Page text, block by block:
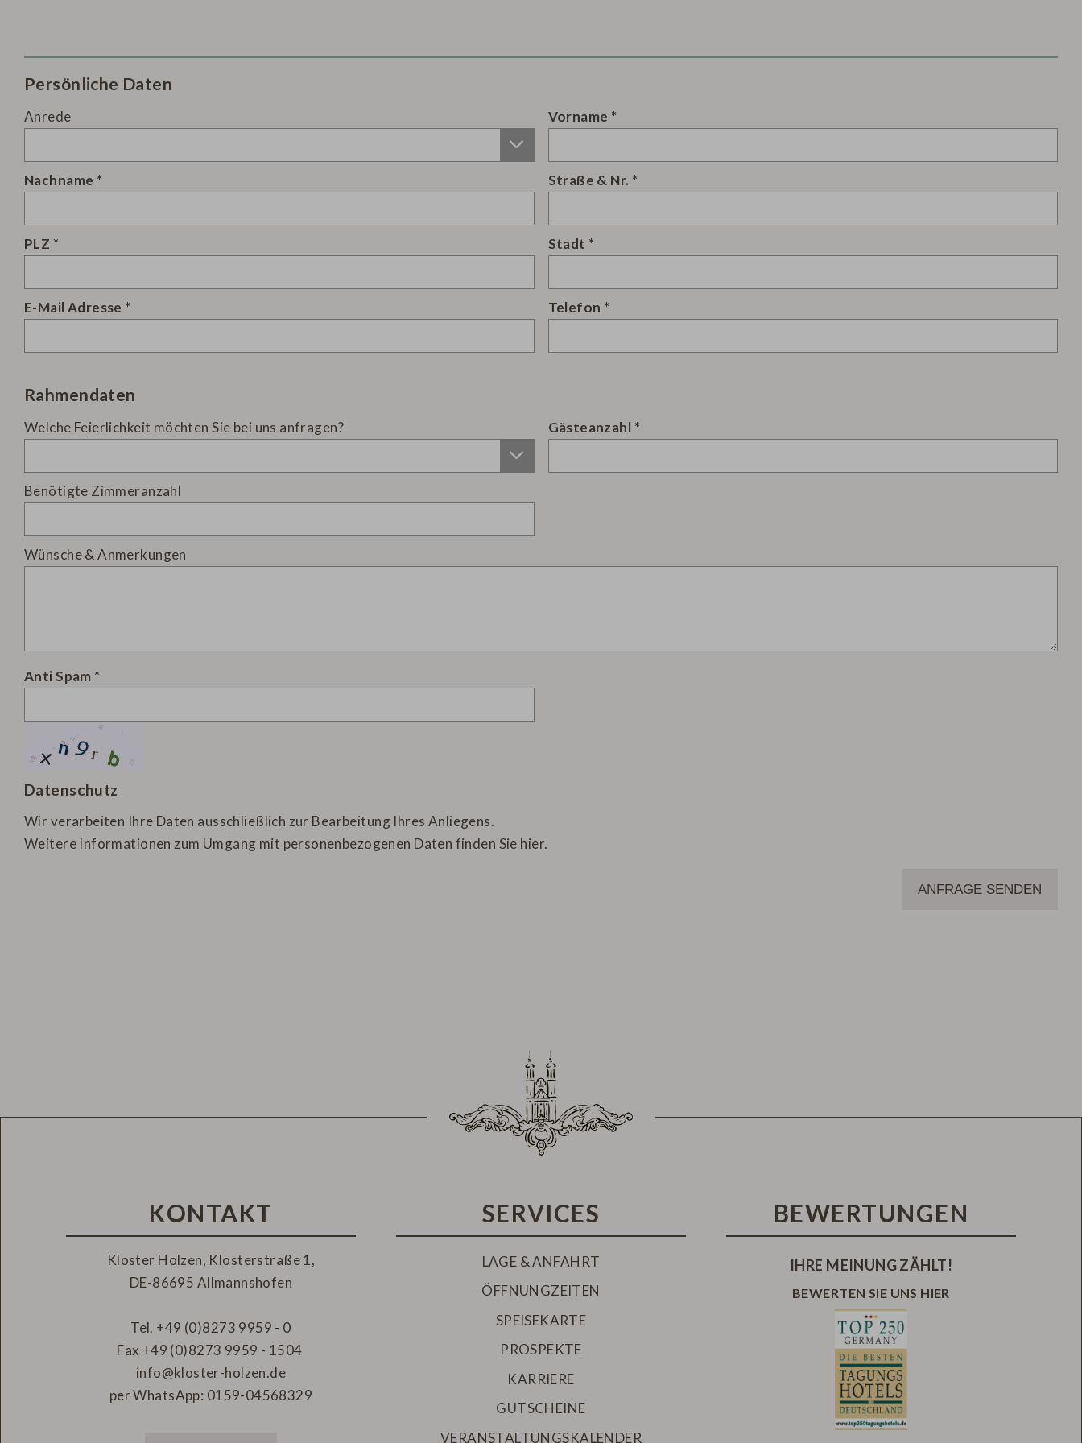
Persönliche Daten
Anrede Vorname
Nachname Straße & Nr.
PLZ Stadt
E-Mail Adresse Telefon
Rahmendaten
Welche Feierlichkeit möchten Sie bei uns anfragen? Gästeanzahl
Benötigte Zimmeranzahl
Wünsche & Anmerkungen
Anti Spam
Datenschutz
Wir verarbeiten Ihre Daten ausschließlich zur Bearbeitung Ihres Anliegens.
Weitere Informationen zum Umgang mit personenbezogenen Daten finden Sie hier.
ANFRAGE SENDEN
KONTAKT
Kloster Holzen, Klosterstraße 1,
DE-86695 Allmannshofen
Tel. +49 (0)8273 9959 - 0
Fax +49 (0)8273 9959 - 1504
info@kloster-holzen.de
per WhatsApp: 0159-04568329
SERVICES
LAGE & ANFAHRT
ÖFFNUNGZEITEN
SPEISEKARTE
PROSPEKTE
KARRIERE
GUTSCHEINE
VERANSTALTUNGSKALENDER
BEWERTUNGEN
IHRE MEINUNG ZÄHLT!
BEWERTEN SIE UNS HIER